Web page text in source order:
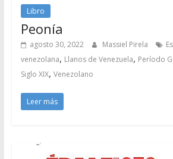
Libro
Peonía
agosto 30, 2022 Massiel Pirela
venezolana, Llanos de Venezuela, Período
Siglo XIX, Venezolano
Leer más